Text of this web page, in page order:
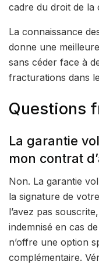
cadre du droit de la
La connaissance
donne une
sans céder face à
fracturations dans
Questions
La garantie
mon contrat
Non. La garantie
la signature de
l’avez pas
indemnisé en cas
n’offre une option
complémentaire.